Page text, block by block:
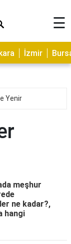
☰
İzmir
Yenir
meşhur
ne kadar?,
hangi